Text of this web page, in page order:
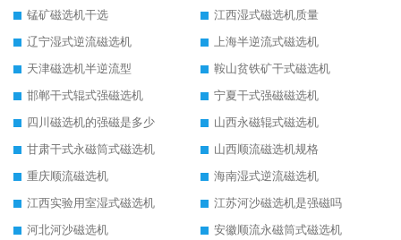
锰矿磁选机干选
江西湿式磁选机质量
辽宁湿式逆流磁选机
上海半逆流式磁选机
天津磁选机半逆流型
鞍山贫铁矿干式磁选机
邯郸干式辊式强磁选机
宁夏干式强磁磁选机
四川磁选机的强磁是多少
山西永磁辊式磁选机
甘肃干式永磁筒式磁选机
山西顺流磁选机规格
重庆顺流磁选机
海南湿式逆流磁选机
江西实验用室湿式磁选机
江苏河沙磁选机是强磁吗
河北河沙磁选机
安徽顺流永磁筒式磁选机